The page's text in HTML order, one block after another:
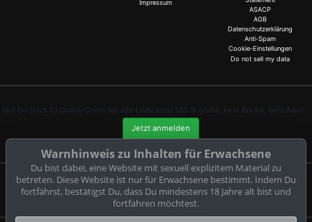
Impressum
ASACP
AGB
Datenschutzerklärung
Anti-Spam
Cookie-Einstellungen
Do not sell my data
Hol Dir jetzt 10 Gratis-Coins für alle Livecams! 100 % gratis, kein Risiko, kein Abo!
Jetzt anmelden
Beschwerden und Entfernung von Inhalten
Warnhinweis zu Inhalten für Erwachsene
Du bist dabei, eine Website mit sexuell explizitem Material zu
betreten. Diese Website ist nur für Erwachsene bestimmt. Indem Du
fortfährst, bestätigst Du, dass Du mindestens 18 Jahre alt bist und
fortfahren möchtest.